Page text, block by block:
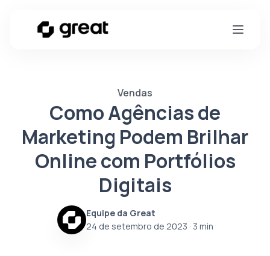
Vendas
Como Agências de
Marketing Podem Brilhar
Online com Portfólios
Digitais
Equipe da Great
24 de setembro de 2023 · 3 min